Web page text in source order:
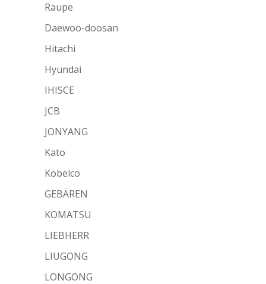
Raupe
Daewoo-doosan
Hitachi
Hyundai
IHISCE
JCB
JONYANG
Kato
Kobelco
GEBÄREN
KOMATSU
LIEBHERR
LIUGONG
LONGONG